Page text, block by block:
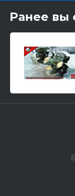
Ранее вы